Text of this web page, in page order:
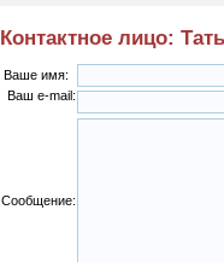
Контактное лицо:
Ваше имя:
Ваш e-mail:
Сообщение: